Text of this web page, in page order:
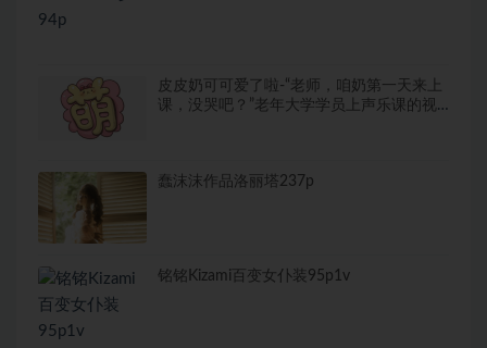
皮皮奶可可爱了啦-“老师，咱奶第一天来上
课，没哭吧？”老年大学学员上声乐课的视
蠢沫沫作品洛丽塔237p
铭铭Kizami百变女仆装95p1v